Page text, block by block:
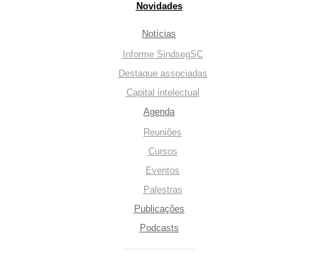
Novidades
Notícias
Informe SindsegSC
Destaque associadas
Capital intelectual
Agenda
Reuniões
Cursos
Eventos
Palestras
Publicações
Podcasts